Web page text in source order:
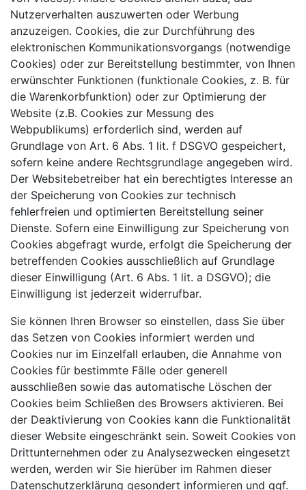
Nutzerverhalten auszuwerten oder Werbung
anzuzeigen. Cookies, die zur Durchführung des
elektronischen Kommunikationsvorgangs (notwendige
Cookies) oder zur Bereitstellung bestimmter, von Ihnen
erwünschter Funktionen (funktionale Cookies, z. B. für
die Warenkorbfunktion) oder zur Optimierung der
Website (z.B. Cookies zur Messung des
Webpublikums) erforderlich sind, werden auf
Grundlage von Art. 6 Abs. 1 lit. f DSGVO gespeichert,
sofern keine andere Rechtsgrundlage angegeben wird.
Der Websitebetreiber hat ein berechtigtes Interesse an
der Speicherung von Cookies zur technisch
fehlerfreien und optimierten Bereitstellung seiner
Dienste. Sofern eine Einwilligung zur Speicherung von
Cookies abgefragt wurde, erfolgt die Speicherung der
betreffenden Cookies ausschließlich auf Grundlage
dieser Einwilligung (Art. 6 Abs. 1 lit. a DSGVO); die
Einwilligung ist jederzeit widerrufbar.
Sie können Ihren Browser so einstellen, dass Sie über
das Setzen von Cookies informiert werden und
Cookies nur im Einzelfall erlauben, die Annahme von
Cookies für bestimmte Fälle oder generell
ausschließen sowie das automatische Löschen der
Cookies beim Schließen des Browsers aktivieren. Bei
der Deaktivierung von Cookies kann die Funktionalität
dieser Website eingeschränkt sein. Soweit Cookies von
Drittunternehmen oder zu Analysezwecken eingesetzt
werden, werden wir Sie hierüber im Rahmen dieser
Datenschutzerklärung gesondert informieren und ggf.